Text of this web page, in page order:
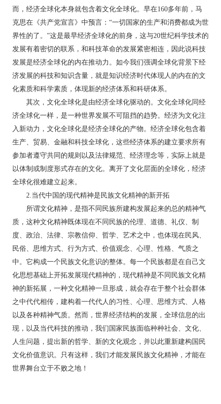
而，经济全球化本身就包含着文化全球化。早在160多年前，马
克思在《共产党宣言》中预言：“一切国家的生产和消费都成为世
界性的了。”这是最早经济全球化的前身，这与20世纪科学技术的
发展有着密切的联系，和科技革命的发展紧密相连，因此说科技
发展是经济全球化的内在推动力。如今我们强调全球化背景下经
济发展的科技和知识含量，就是知识经济时代体现人的内在的文
化素质和科学素质，体现新的经济体系和科研体系。
其次，文化全球化是由经济全球化驱动的。文化全球化同经
济全球化一样，是一种世界发展不可阻挡的趋势。经济为文化注
入新动力，文化全球化是经济全球化的产物。经济全球化包含着
生产、贸易、金融和科技全球化，这些经济体系的建立要求所有
参加者遵守共同的规则以及法律规范、经济理念等，实际上就是
以体制或制度形式存在的文化。离开了文化层面的全球化，经济
全球化很难建立起来。
2.当代中国的现代精神是民族文化精神的新开拓
所谓文化精神，是指不同民族所建构发展起来的总的精神气
质，这种文化精神既体现在不同民族的伦理、道德、礼仪、制
度、政治、法律、宗教信仰、哲学、艺术之中，也体现在民风、
民俗、思维方式、行为方式、价值观念、心理、性格、气质之
中。它构成一个民族文化意识的整体。每一个民族都是在自己文
化思想基础上开拓发展现代精神的，现代精神是不同民族文化精
神的新拓展，一种文化精神一旦形成，就会存在于整个社会群体
之中代代相传，建构着一代代人的习性、心理、思维方式、人格
以及各种精神气质。然而，世界经济结构的发展，全球信息的出
现，以及当代科技的推动，我们国家民族面临种种社会、文化、
人生问题，提出新的哲学、新的文化观念，并以此重新建构国民
文化价值意识。只有这样，我们才能发展民族文化精神，才能在
世界舞台立于不败之地！